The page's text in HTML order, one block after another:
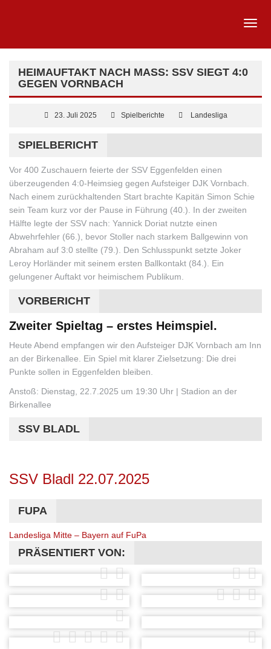
HEIMAUFTAKT NACH MASS: SSV SIEGT 4:0 G
EGEN VORNBACH
23. Juli 2025 Spielberichte Landesliga
SPIELBERICHT
Vor 400 Zuschauern feierte der SSV Eggenfelden einen
überzeugenden 4:0-Heimsieg gegen Aufsteiger DJK Vornbach.
Nach einem zurückhaltenden Start brachte Kapitän Simon Schie
sein Team kurz vor der Pause in Führung (40.). In der zweiten
Hälfte legte der SSV nach: Yannick Doriat nutzte einen
Abwehrfehler (66.), bevor Stoller nach starkem Ballgewinn von
Abraham auf 3:0 stellte (79.). Den Schlusspunkt setzte Joker
Leroy Horländer mit seinem ersten Ballkontakt (84.). Ein
gelungener Auftakt vor heimischem Publikum.
VORBERICHT
Zweiter Spieltag – erstes Heimspiel.
Heute Abend empfangen wir den Aufsteiger DJK Vornbach am Inn
an der Birkenallee. Ein Spiel mit klarer Zielsetzung: Die drei
Punkte sollen in Eggenfelden bleiben.
Anstoß: Dienstag, 22.7.2025 um 19:30 Uhr | Stadion an der
Birkenallee
SSV BLADL
SSV Bladl 22.07.2025
FUPA
Landesliga Mitte – Bayern auf FuPa
PRÄSENTIERT VON: